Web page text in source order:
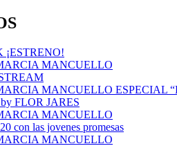
MANCUELLO
MANCUELLO ESPECIAL
FLOR JARES
MANCUELLO
con las jovenes promesas
MANCUELLO